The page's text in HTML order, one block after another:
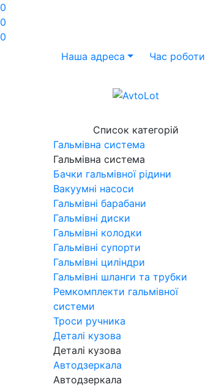
0
0
0
Наша адреса
Час роботи
Список категорій
Гальмівна система
Гальмівна система
Бачки гальмівної рідини
Вакуумні насоси
Гальмівні барабани
Гальмівні диски
Гальмівні колодки
Гальмівні супорти
Гальмівні циліндри
Гальмівні шланги та трубки
Ремкомплекти гальмівної
системи
Троси ручника
Деталі кузова
Деталі кузова
Автодзеркала
Автодзеркала